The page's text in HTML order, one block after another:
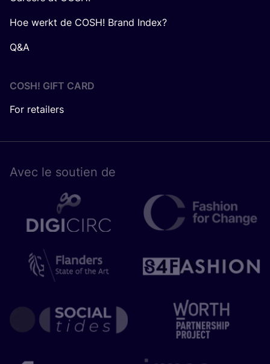
Hoe werkt de COSH! Brand Index?
Q&A
COSH! GIFT CARD
For retailers
Avec le sou­tien de